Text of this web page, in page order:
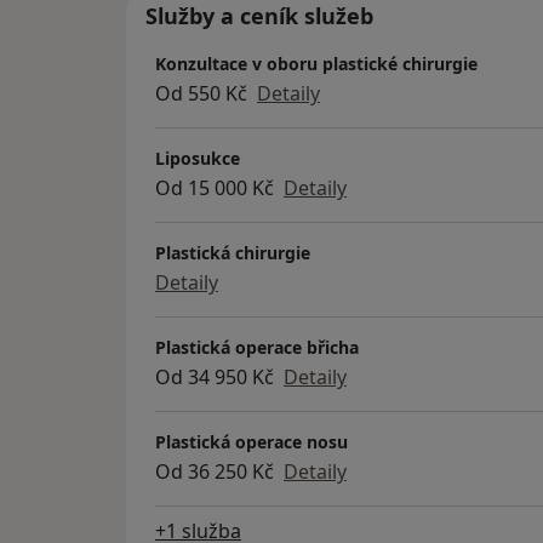
možným procentem komplikací (dle
Zahraniční pobyty
plný úvazek 2 roky)
1995 - praxe ve Velké Britanii (St.
nemocnice s postgraduální výukou, plný
estetická chirurgie (Highgate Hospital
Specializace
Estetická chirurgie - plný rozsah
modifikací používaných v EU
Chirurgie ruky (mimo vrozené vývojové
mikrochirurgie
Pedagogická činnost
PhD.
Služby a ceník služeb
Konzultace v oboru plastické chirurgie
Od 550 Kč Detaily
Liposukce
Od 15 000 Kč Detaily
Plastická chirurgie
Detaily
Plastická operace břicha
Od 34 950 Kč Detaily
Plastická operace nosu
Od 36 250 Kč Detaily
+1 služba